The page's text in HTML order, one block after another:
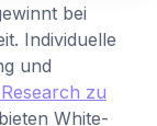
bei
Individuelle
und
zu
bieten White-